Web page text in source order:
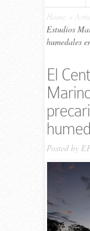
Home
Estudios
humedales
El
Posted by